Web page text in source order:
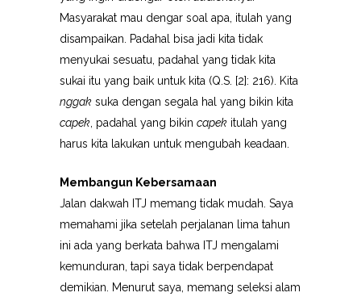
Masyarakat mau dengar soal apa, itulah yang
disampaikan. Padahal bisa jadi kita tidak
menyukai sesuatu, padahal yang tidak kita
sukai itu yang baik untuk kita (Q.S. [2]: 216). Kita
nggak suka dengan segala hal yang bikin kita
capek , padahal yang bikin capek itulah yang
harus kita lakukan untuk mengubah keadaan.
Membangun Kebersamaan
Jalan dakwah ITJ memang tidak mudah. Saya
memahami jika setelah perjalanan lima tahun
ini ada yang berkata bahwa ITJ mengalami
kemunduran, tapi saya tidak berpendapat
demikian. Menurut saya, memang seleksi alam